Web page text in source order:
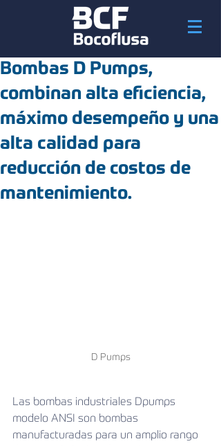
Bombas D Pumps,
combinan alta eficiencia,
máximo desempeño y una
alta calidad para
reducción de costos de
mantenimiento.
D Pumps
Las bombas industriales Dpumps
modelo ANSI son bombas
manufacturadas para un amplio rango